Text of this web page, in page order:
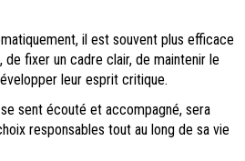
il est souvent plus efficace
fixer un cadre clair, de maintenir le
leur esprit critique.
sent écouté et accompagné, sera
responsables tout au long de sa vie